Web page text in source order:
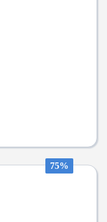
75%